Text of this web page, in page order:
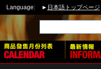
Language: ► 日本語トップページ